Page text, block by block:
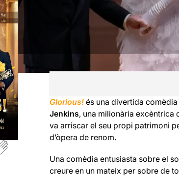
Glorious! és una divertida comèdia
Jenkins, una milionària excèntrica
va arriscar el seu propi patrimoni
d’òpera de renom.
Una comèdia entusiasta sobre el
creure en un mateix per sobre de